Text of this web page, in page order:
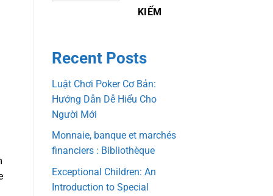
KIẾM
Recent Posts
Luật Chơi Poker Cơ Bản:
Hướng Dẫn Dễ Hiểu Cho
Người Mới
Monnaie, banque et marchés
financiers : Bibliothèque
Exceptional Children: An
Introduction to Special